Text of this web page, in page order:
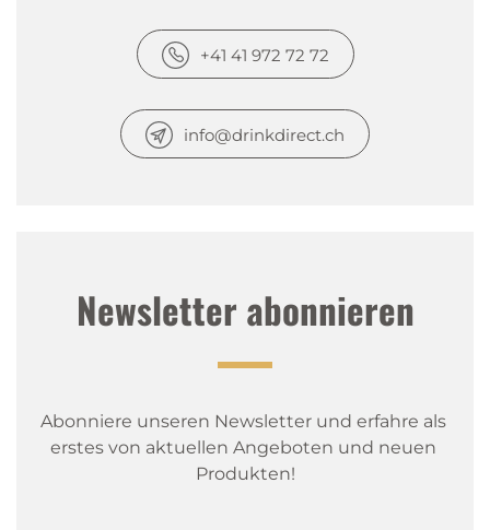
+41 41 972 72 72
info@drinkdirect.ch
Newsletter abonnieren
Abonniere unseren Newsletter und erfahre als
erstes von aktuellen Angeboten und neuen
Produkten!